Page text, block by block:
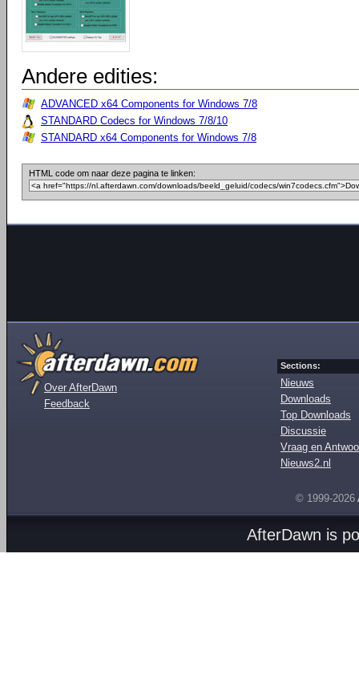
Andere edities:
ADVANCED x64 Components for Windows 7/8
STANDARD Codecs for Windows 7/8/10
STANDARD x64 Components for Windows 7/8
HTML code om naar deze pagina te linken:
Over AfterDawn
Feedback
Sections:
Nieuws
Downloads
Top Downloads
Discussie
Vraag en
Nieuws2.nl
© 1999-2026
AfterDawn is